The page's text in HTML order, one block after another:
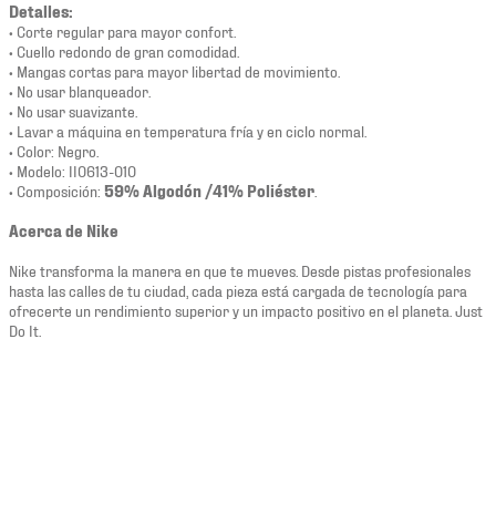
Detalles:
• Corte regular para mayor confort.
• Cuello redondo de gran comodidad.
• Mangas cortas para mayor libertad de movimiento.
• No usar blanqueador.
• No usar suavizante.
• Lavar a máquina en temperatura fría y en ciclo normal.
• Color: Negro.
• Modelo: II0613-010
• Composición: 59% Algodón /41% Poliéster
Acerca de Nike
Nike transforma la manera en que te mueves. Desde pistas profesionales
hasta las calles de tu ciudad, cada pieza está cargada de tecnología para
ofrecerte un rendimiento superior y un impacto positivo en el planeta. Just
Do It.